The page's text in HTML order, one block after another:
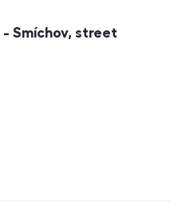
- Smíchov, street